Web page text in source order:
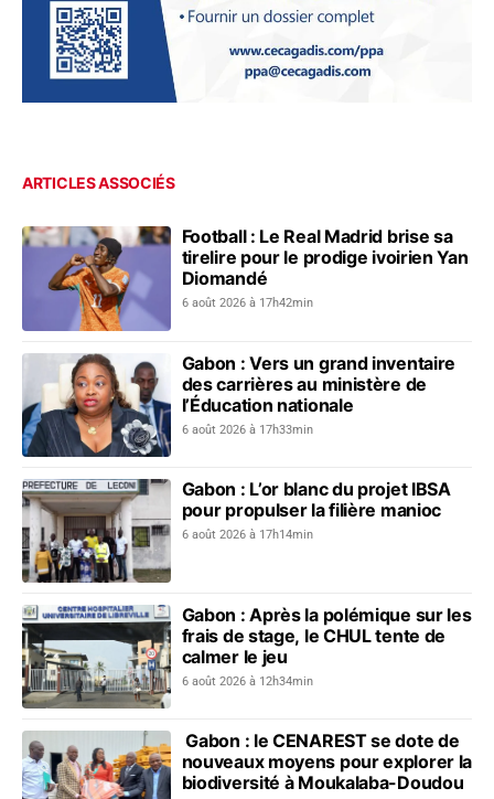
ARTICLES ASSOCIÉS
Football : Le Real Madrid brise sa
tirelire pour le prodige ivoirien Yan
Diomandé
6 août 2026 à 17h42min
Gabon : Vers un grand inventaire
des carrières au ministère de
l’Éducation nationale
6 août 2026 à 17h33min
Gabon : L’or blanc du projet IBSA
pour propulser la filière manioc
6 août 2026 à 17h14min
Gabon : Après la polémique sur les
frais de stage, le CHUL tente de
calmer le jeu
6 août 2026 à 12h34min
Gabon : le CENAREST se dote de
nouveaux moyens pour explorer la
biodiversité à Moukalaba-Doudou